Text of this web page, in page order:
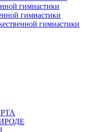
гимнастики
гимнастики
гимнастики